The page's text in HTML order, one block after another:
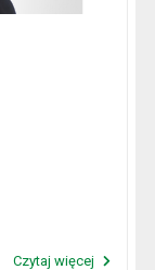
Czytaj więcej